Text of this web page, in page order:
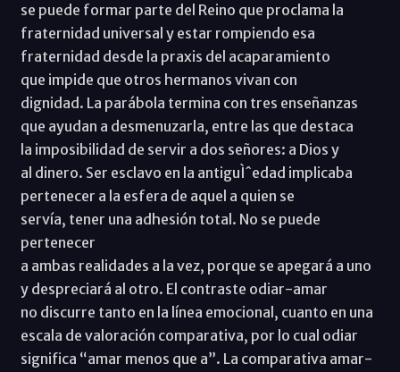
se puede formar parte del Reino que proclama la
fraternidad universal y estar rompiendo esa
fraternidad desde la praxis del acaparamiento
que impide que otros hermanos vivan con
dignidad. La parábola termina con tres enseñanzas
que ayudan a desmenuzarla, entre las que destaca
la imposibilidad de servir a dos señores: a Dios y
al dinero. Ser esclavo en la antiguÌˆedad implicaba
pertenecer a la esfera de aquel a quien se
servía, tener una adhesión total. No se puede
pertenecer
a ambas realidades a la vez, porque se apegará a uno
y despreciará al otro. El contraste odiar-amar
no discurre tanto en la línea emocional, cuanto en una
escala de valoración comparativa, por lo cual odiar
significa “amar menos que a”. La comparativa amar-